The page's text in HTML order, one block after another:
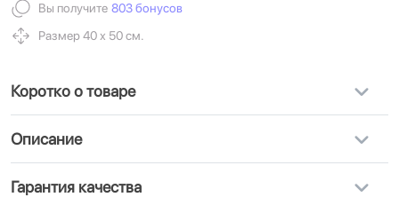
Вы получите 803 бонусов
Размер 40 х 50 см.
Коротко о товаре
Описание
Гарантия качества